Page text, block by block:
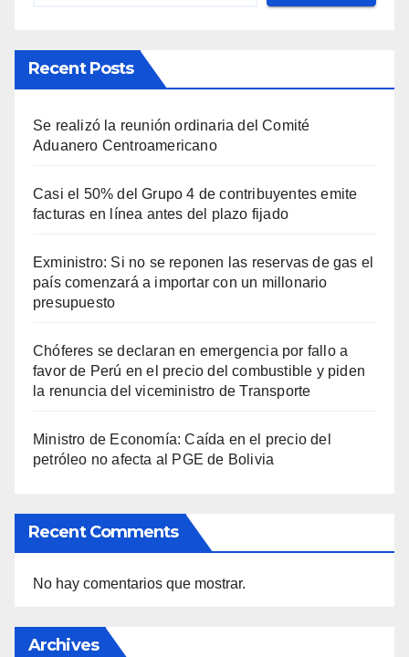
Recent Posts
Se realizó la reunión ordinaria del Comité
Aduanero Centroamericano
Casi el 50% del Grupo 4 de contribuyentes emite
facturas en línea antes del plazo fijado
Exministro: Si no se reponen las reservas de gas el
país comenzará a importar con un millonario
presupuesto
Chóferes se declaran en emergencia por fallo a
favor de Perú en el precio del combustible y piden
la renuncia del viceministro de Transporte
Ministro de Economía: Caída en el precio del
petróleo no afecta al PGE de Bolivia
Recent Comments
No hay comentarios que mostrar.
Archives